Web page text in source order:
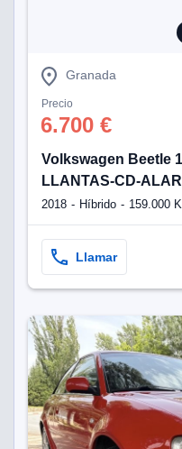
Granada
Precio
6.700 €
Volkswagen Beetle
LLANTAS-CD-
2018 Híbrido 159.000
Llamar